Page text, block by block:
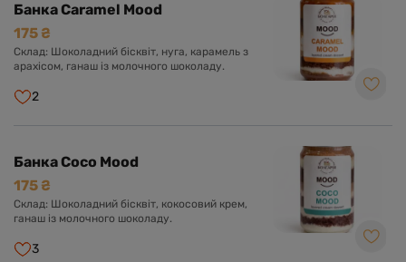
Банка Caramel Mood
175 ₴
Склад: Шоколадний бісквіт, нуга, карамель з
арахісом, ганаш із молочного шоколаду.
2
Банка Coco Mood
175 ₴
Склад: Шоколадний бісквіт, кокосовий крем,
ганаш із молочного шоколаду.
3